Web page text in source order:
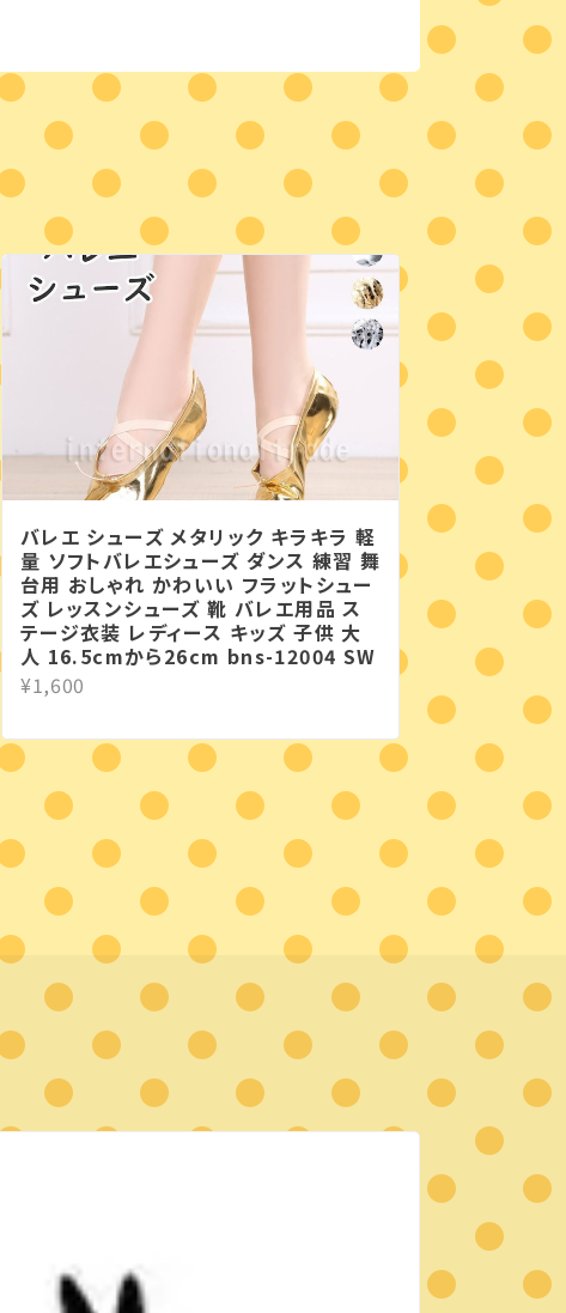
バレエ シューズ メタリック キラキラ 軽
量 ソフトバレエシューズ ダンス 練習 舞
台用 おしゃれ かわいい フラットシュー
ズ レッスンシューズ 靴 バレエ用品 ス
テージ衣装 レディース キッズ 子供 大
人 16.5cmから26cm bns-12004 SW
¥1,600